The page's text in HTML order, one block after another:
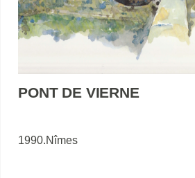
PONT DE VIERNE
1990.Nîmes